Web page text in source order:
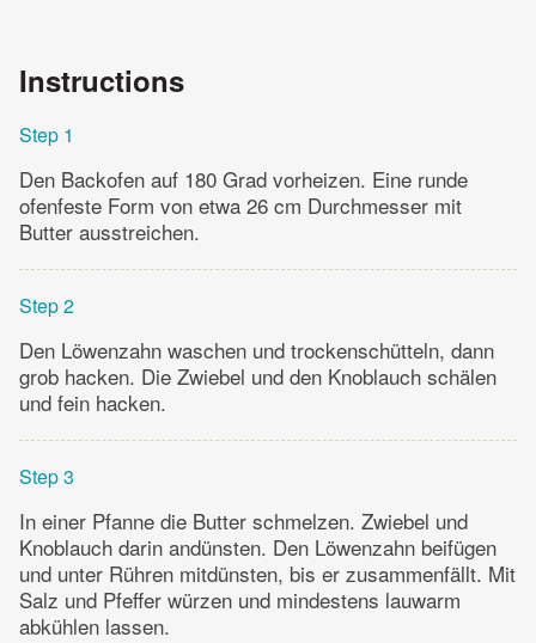
Instructions
Step 1
Den Backofen auf 180 Grad vorheizen. Eine runde
ofenfeste Form von etwa 26 cm Durchmesser mit
Butter ausstreichen.
Step 2
Den Löwenzahn waschen und trockenschütteln, dann
grob hacken. Die Zwiebel und den Knoblauch schälen
und fein hacken.
Step 3
In einer Pfanne die Butter schmelzen. Zwiebel und
Knoblauch darin andünsten. Den Löwenzahn beifügen
und unter Rühren mitdünsten, bis er zusammenfällt. Mit
Salz und Pfeffer würzen und mindestens lauwarm
abkühlen lassen.